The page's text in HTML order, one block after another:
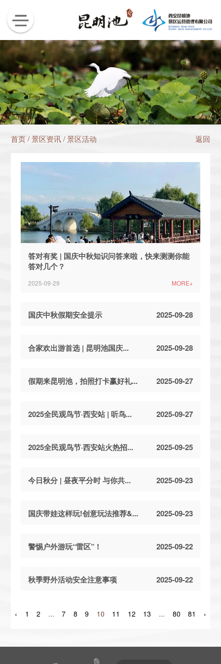
首页/景区资讯/景区活动 返回
答对有奖 | 国庆中秋知识问答来啦，快来测测你能
答对几个？
2025-09-29 MORE+
国庆中秋假期安全提示 2025-09-28
合家欢出游首选 | 昆明池国庆... 2025-09-28
假期来昆明池，拍照打卡赢好礼... 2025-09-27
2025全民观鸟节·西安站 | 听鸟... 2025-09-27
2025全民观鸟节·西安站火热招... 2025-09-25
今日秋分 | 昼夜平分时 与你共... 2025-09-23
国庆带娃这样玩!创意玩法推荐&... 2025-09-23
警惕户外游玩“雷区”！ 2025-09-22
秋季野外活动安全注意事项 2025-09-22
‹ 1 2 ... 7 8 9 10 11 12 13 ... 80 81 ›